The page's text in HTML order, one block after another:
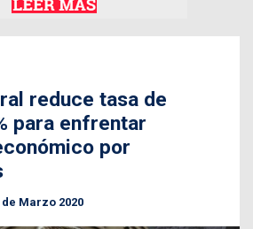
reduce tasa de
para enfrentar
por
de Marzo 2020